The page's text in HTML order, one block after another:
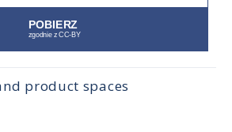
product spaces